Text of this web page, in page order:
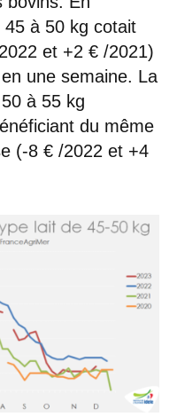
à 50 kg cotait
et +2 € /2021)
une semaine. La
à 55 kg
du même
(-8 € /2022 et +4